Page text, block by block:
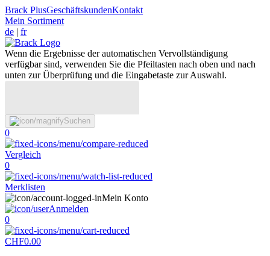
Brack PlusGeschäftskundenKontakt
Mein Sortiment
de | fr
Wenn die Ergebnisse der automatischen Vervollständigung
verfügbar sind, verwenden Sie die Pfeiltasten nach oben und nach
unten zur Überprüfung und die Eingabetaste zur Auswahl.
Suchen
0
Vergleich
0
Merklisten
Mein Konto
Anmelden
0
CHF0.00